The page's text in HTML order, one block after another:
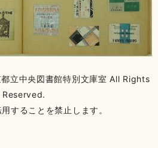
立中央図書館特別文庫室 All Rights
Reserved.
することを禁止します。